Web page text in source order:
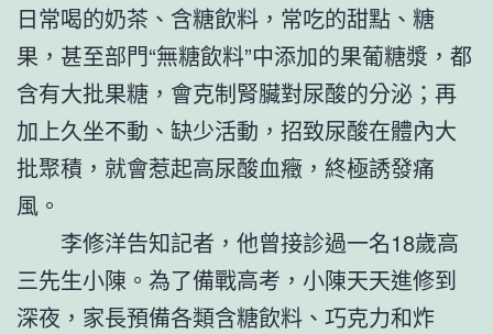
日常喝的奶茶、含糖飲料，常吃的甜點、糖
果，甚至部門“無糖飲料”中添加的果葡糖漿，都
含有大批果糖，會克制腎臟對尿酸的分泌；再
加上久坐不動、缺少活動，招致尿酸在體內大
批聚積，就會惹起高尿酸血癥，終極誘發痛
風。
李修洋告知記者，他曾接診過一名18歲高
三先生小陳。為了備戰高考，小陳天天進修到
深夜，家長預備各類含糖飲料、巧克力和炸